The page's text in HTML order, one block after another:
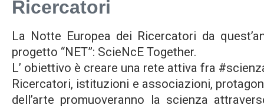
Ricercatori
La Notte Europea dei Ricercatori da
progetto “NET”: ScieNcE Together.
L’ obiettivo è creare una rete attiva fra
Ricercatori, istituzioni e associazioni,
dell’arte promuoveranno la scienza